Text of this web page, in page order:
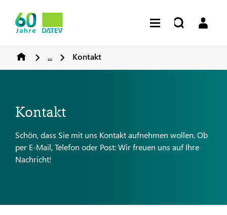
... Kontakt
Kontakt
Schön, dass Sie mit uns Kontakt aufnehmen wollen. Ob
per E-Mail, Telefon oder Post: Wir freuen uns auf Ihre
Nachricht!